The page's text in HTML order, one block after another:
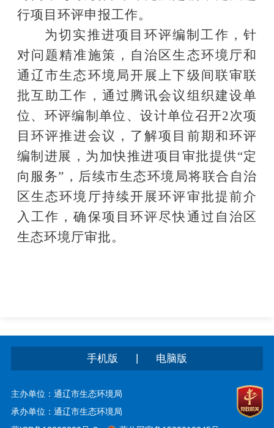
行项目环评申报工作。
为切实推进项目环评编制工作，针
对问题精准施策，自治区生态环境厅和
通辽市生态环境局开展上下级间联审联
批互助工作，通过腾讯会议组织建设单
位、环评编制单位、设计单位召开2次项
目环评推进会议，了解项目前期和环评
编制进展，为加快推进项目审批提供“定
向服务”，后续市生态环境局将联合自治
区生态环境厅持续开展环评审批提前介
入工作，确保项目环评尽快通过自治区
生态环境厅审批。
手机版 电脑版
主办单位：通辽市生态环境局
承办单位：通辽市生态环境局